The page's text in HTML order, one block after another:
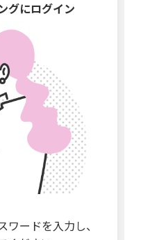
グにログイン
ワードを入力し、